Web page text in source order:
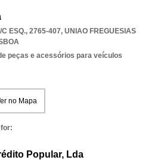
C ESQ., 2765-407, UNIAO FREGUESIAS
peças e acessórios para veículos
no Mapa
Popular, Lda